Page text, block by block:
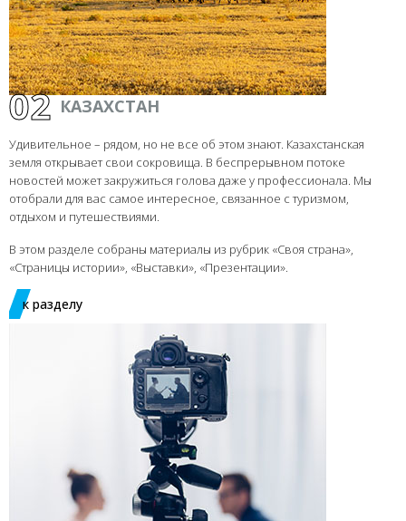
02 КАЗАХСТАН
Удивительное – рядом, но не все об этом знают. Казахстанская
земля открывает свои сокровища. В беспрерывном потоке
новостей может закружиться голова даже у профессионала. Мы
отобрали для вас самое интересное, связанное с туризмом,
отдыхом и путешествиями.
В этом разделе собраны материалы из рубрик «Своя страна»,
«Страницы истории», «Выставки», «Презентации».
к разделу